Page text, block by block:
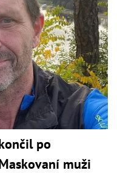
po
muži